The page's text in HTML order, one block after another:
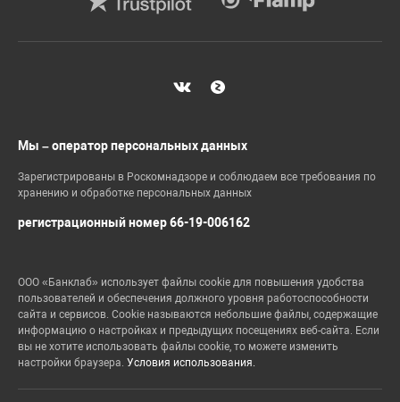
Мы – оператор персональных данных
Зарегистрированы в Роскомнадзоре и соблюдаем все требования по
хранению и обработке персональных данных
регистрационный номер 66-19-006162
ООО «Банклаб» использует файлы cookie для повышения удобства
пользователей и обеспечения должного уровня работоспособности
сайта и сервисов. Cookie называются небольшие файлы, содержащие
информацию о настройках и предыдущих посещениях веб-сайта. Если
вы не хотите использовать файлы cookie, то можете изменить
настройки браузера. Условия использования.